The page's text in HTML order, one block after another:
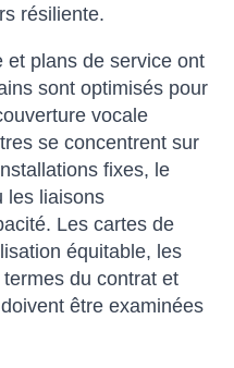
résiliente.
et plans de service ont
sont optimisés pour
vocale
se concentrent sur
fixes, le
les liaisons
Les cartes de
équitable, les
du contrat et
être examinées